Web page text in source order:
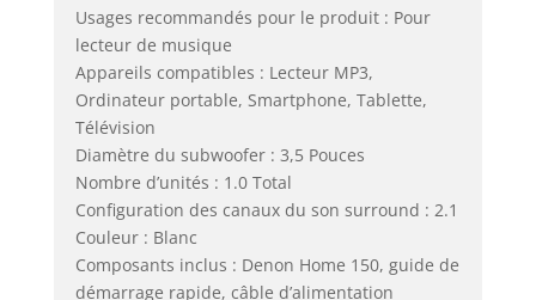
Usages recommandés pour le produit : Pour
lecteur de musique
Appareils compatibles : Lecteur MP3,
Ordinateur portable, Smartphone, Tablette,
Télévision
Diamètre du subwoofer : 3,5 Pouces
Nombre d’unités : 1.0 Total
Configuration des canaux du son surround : 2.1
Couleur : Blanc
Composants inclus : Denon Home 150, guide de
démarrage rapide, câble d’alimentation